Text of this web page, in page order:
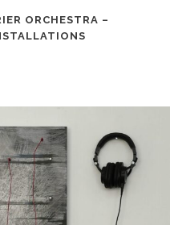
ORCHESTRA –